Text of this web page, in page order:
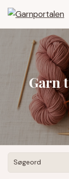
Garn
Søgeord